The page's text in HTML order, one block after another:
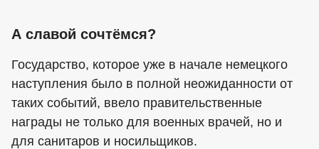
А славой сочтёмся?
Государство, которое уже в начале немецкого
наступления было в полной неожиданности от
таких событий, ввело правительственные
награды не только для военных врачей, но и
для санитаров и носильщиков.